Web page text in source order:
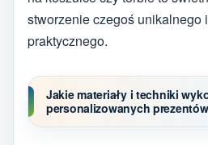
stworzenie czegoś unikalnego
praktycznego.
Jakie materiały i techniki
personalizowanych